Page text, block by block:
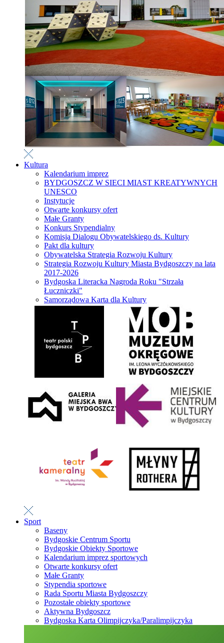
Kultura
Kalendarium imprez
BYDGOSZCZ W SIECI MIAST KREATYWNYCH
UNESCO
Instytucje
Otwarte konkursy ofert
Małe Granty
Konkurs Stypendialny
Komisja Dialogu Obywatelskiego ds. Kultury
Pakt dla kultury
Obywatelska Strategia Rozwoju Kultury
Strategia Rozwoju Kultury Miasta Bydgoszczy na lata
2017-2026
Bydgoska Literacka Nagroda Roku "Strzała
Łuczniczki"
Samorządowa Karta dla Kultury
Sport
Baseny
Bydgoskie Centrum Sportu
Bydgoskie Obiekty Sportowe
Kalendarium imprez sportowych
Otwarte konkursy ofert
Małe Granty
Stypendia sportowe
Rada Sportu Miasta Bydgoszczy
Pozostałe obiekty sportowe
Aktywna Bydgoszcz
Bydgoska Karta Olimpijczyka/Paralimpijczyka